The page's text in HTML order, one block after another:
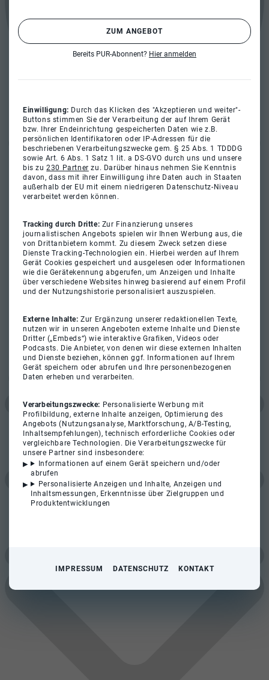
ZUM ANGEBOT
Bereits PUR-Abonnent? Hier anmelden
Einwilligung: Durch das Klicken des "Akzeptieren und weiter"-
Buttons stimmen Sie der Verarbeitung der auf Ihrem Gerät
bzw. Ihrer Endeinrichtung gespeicherten Daten wie z.B.
persönlichen Identifikatoren oder IP-Adressen für die
beschriebenen Verarbeitungszwecke gem. § 25 Abs. 1 TDDDG
sowie Art. 6 Abs. 1 Satz 1 lit. a DS-GVO durch uns und unsere
bis zu230 Partner zu. Darüber hinaus nehmen Sie Kenntnis
davon, dass mit ihrer Einwilligung ihre Daten auch in Staaten
außerhalb der EU mit einem niedrigeren Datenschutz-Niveau
verarbeitet werden können.
Tracking durch Dritte: Zur Finanzierung unseres
journalistischen Angebots spielen wir Ihnen Werbung aus, die
von Drittanbietern kommt. Zu diesem Zweck setzen diese
Dienste Tracking-Technologien ein. Hierbei werden auf Ihrem
Gerät Cookies gespeichert und ausgelesen oder Informationen
wie die Gerätekennung abgerufen, um Anzeigen und Inhalte
über verschiedene Websites hinweg basierend auf einem Profil
und der Nutzungshistorie personalisiert auszuspielen.
Externe Inhalte:Zur Ergänzung unserer redaktionellen Texte,
nutzen wir in unseren Angeboten externe Inhalte und Dienste
Dritter („Embeds“) wie interaktive Grafiken, Videos oder
Podcasts. Die Anbieter, von denen wir diese externen Inhalten
und Dienste beziehen, können ggf. Informationen auf Ihrem
Gerät speichern oder abrufen und Ihre personenbezogenen
Daten erheben und verarbeiten.
Verarbeitungszwecke: Personalisierte Werbung mit
Profilbildung, externe Inhalte anzeigen, Optimierung des
Angebots (Nutzungsanalyse, Marktforschung, A/B-Testing,
Inhaltsempfehlungen), technisch erforderliche Cookies oder
vergleichbare Technologien. Die Verarbeitungszwecke für
unsere Partner sind insbesondere:
Informationen auf einem Gerät speichern und/oder
abrufen
Personalisierte Anzeigen und Inhalte, Anzeigen und
Inhaltsmessungen, Erkenntnisse über Zielgruppen und
Produktentwicklungen
IMPRESSUM DATENSCHUTZ KONTAKT